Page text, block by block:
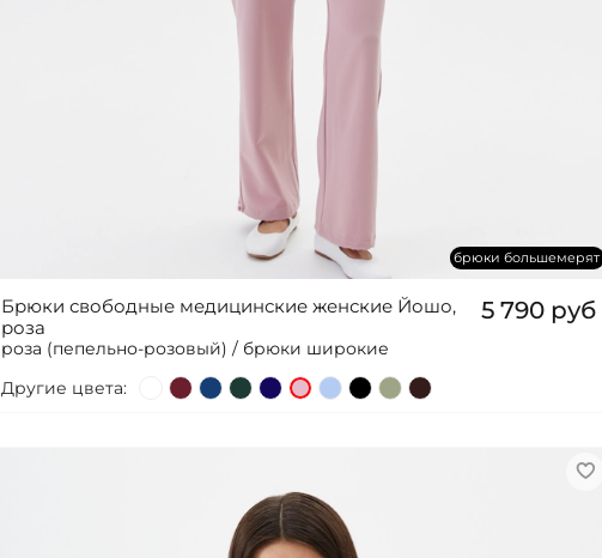
брюки большемерят
Брюки свободные медицинские женские Йошо,
роза
роза (пепельно-розовый) / брюки широкие
5 790 руб
Другие цвета: